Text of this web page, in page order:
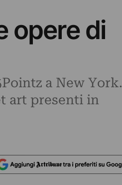
opere di
a New York.
art presenti in